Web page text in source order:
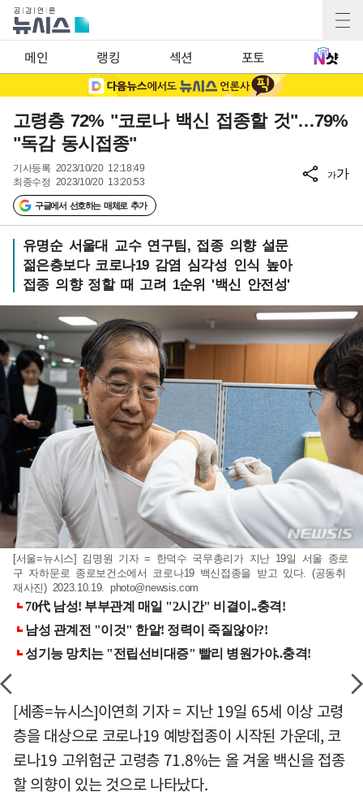
메인 랭킹 섹션 포토
고령층 72% "코로나 백신 접종할 것"…79%
"독감 동시접종"
기사등록 2023/10/20 12:18:49
최종수정 2023/10/20 13:20:53
구글에서 선호하는 매체로 추가
가가
유명순 서울대 교수 연구팀, 접종 의향 설문
젊은층보다 코로나19 감염 심각성 인식 높아
접종 의향 정할 때 고려 1순위 '백신 안전성'
[서울=뉴시스] 김명원 기자 = 한덕수 국무총리가 지난 19일 서울 종로
구 자하문로 종로보건소에서 코로나19 백신접종을 받고 있다. (공동취
재사진) 2023.10.19. photo@newsis.com
[세종=뉴시스]이연희 기자 = 지난 19일 65세 이상 고령
층을 대상으로 코로나19 예방접종이 시작된 가운데, 코
로나19 고위험군 고령층 71.8%는 올 겨울 백신을 접종
할 의향이 있는 것으로 나타났다.